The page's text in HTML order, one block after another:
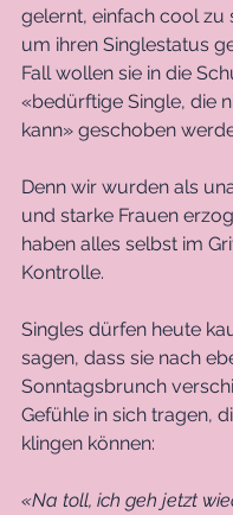
gelernt, einfach cool zu
um ihren Singlestatus
Fall wollen sie in die
«bedürftige Single, die
kann» geschoben
Denn wir wurden als
und starke Frauen
haben alles selbst im
Kontrolle.
Singles dürfen heute
sagen, dass sie nach
Sonntagsbrunch
Gefühle in sich tragen,
klingen können:
«Na toll, ich geh jetzt